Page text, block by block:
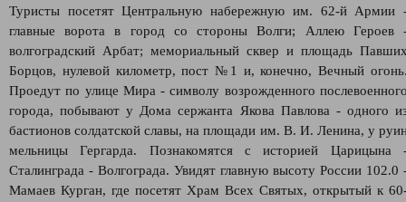
Туристы посетят Центральную набережную им. 62-й Армии
главные ворота в город со стороны Волги; Аллею Героев
волгоградский Арбат; мемориальный сквер и площадь
Борцов, нулевой километр, пост №1 и, конечно, Вечный
Проедут по улице Мира - символу возрожденного
города, побывают у Дома сержанта Якова Павлова - одного
бастионов солдатской славы, на площади им. В. И. Ленина, у
мельницы Гергарда. Познакомятся с историей Царицына
Сталинграда - Волгограда. Увидят главную высоту России 102.0
Мамаев Курган, где посетят Храм Всех Святых, открытый к